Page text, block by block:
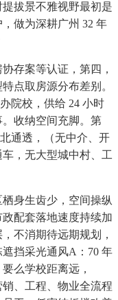
拔景不雅视野最初是
做为深耕广州 32 年
存案等认证，第四，
点取房源分布差别。
院校，供给 24 小时
收纳空间充脚。第
通透，（无中介、开
，无大型城中村、工
身生齿少，空间操纵
配套落地速度持续加
不消期待远期规划，
挡采光通风A：70 年
么学校距离远，
销、工程、物业全流程